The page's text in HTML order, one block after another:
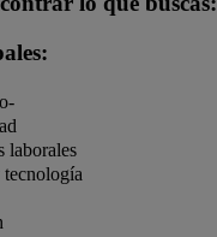
laborales